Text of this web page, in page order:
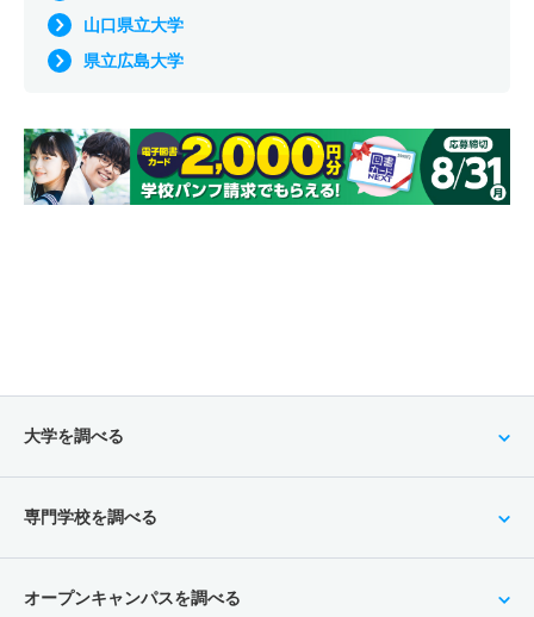
山口県立大学
県立広島大学
大学を調べる
専門学校を調べる
オープンキャンパスを調べる